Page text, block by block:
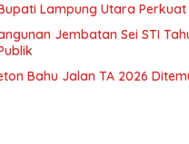
Lampung Utara
Jembatan Sei STI
Bahu Jalan TA 2026